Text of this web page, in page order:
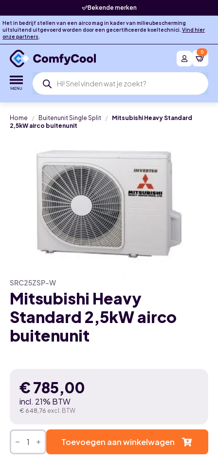
Bekende merken
Het in bedrijf stellen van een airco mag in kader van milieubescherming
uitsluitend uitgevoerd worden door een gecertificeerde koeltechnici. Vind hier
onze partners.
Producten
zoeken
0
Home Buitenunit Single Split
Mitsubishi Heavy Standard
2,5kW airco buitenunit
SRC25ZSP-W
Mitsubishi Heavy
Standard 2,5kW airco
buitenunit
€785,00
incl. 21% BTW
€ 648,76 excl. BTW
Mitsubishi
Heavy
Standard
2,5kW
Toevoegen aan winkelwagen